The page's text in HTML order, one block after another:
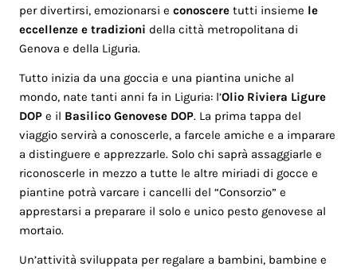
per divertirsi, emozionarsi econoscere tutti insieme le
eccellenze e tradizioni della città metropolitana di
Genova e della Liguria.
Tutto inizia da una goccia e una piantina uniche al
mondo, nate tanti anni fa in Liguria: l’Olio Riviera Ligure
DOP e il Basilico Genovese DOP. La prima tappa del
viaggio servirà a conoscerle, a farcele amiche e a imparare
a distinguere e apprezzarle. Solo chi saprà assaggiarle e
riconoscerle in mezzo a tutte le altre miriadi di gocce e
piantine potrà varcare i cancelli del “Consorzio” e
apprestarsi a preparare il solo e unico pesto genovese al
mortaio.
Un’attività sviluppata per regalare a bambini, bambine e